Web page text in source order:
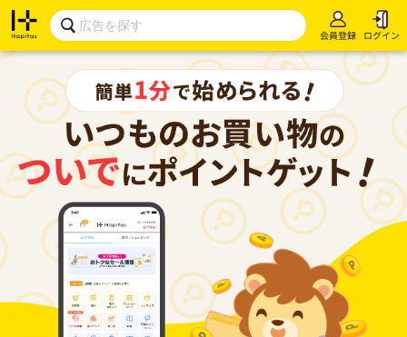
会員登録 ログイン